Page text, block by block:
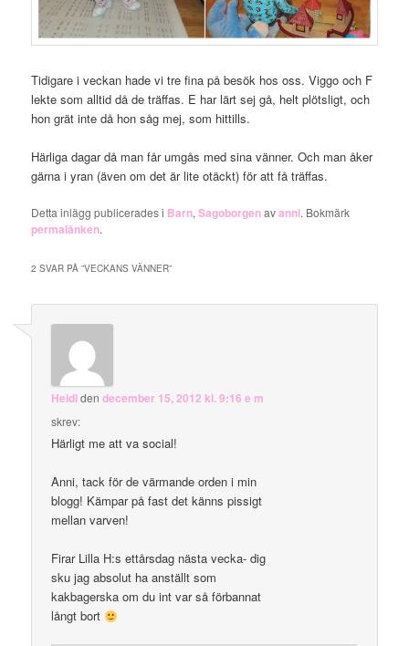
Tidigare i veckan hade vi tre fina på besök hos oss. Viggo och F
lekte som alltid då de träffas. E har lärt sej gå, helt plötsligt, och
hon grät inte då hon såg mej, som hittills.
Härliga dagar då man får umgås med sina vänner. Och man åker
gärna i yran (även om det är lite otäckt) för att få träffas.
Detta inlägg publicerades i Barn,Sagoborgenavanni. Bokmärk
permalänken.
2 SVAR PÅ ”VECKANS VÄNNER”
Heididendecember 15, 2012 kl. 9:16 e m
skrev:
Härligt me att va social!
Anni, tack för de värmande orden i min
blogg! Kämpar på fast det känns pissigt
mellan varven!
Firar Lilla H:s ettårsdag nästa vecka- dig
sku jag absolut ha anställt som
kakbagerska om du int var så förbannat
långt bort